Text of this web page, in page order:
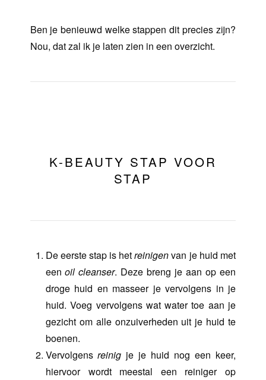
Ben je benieuwd welke stappen dit precies zijn?
Nou, dat zal ik je laten zien in een overzicht.
K-BEAUTY STAP VOOR
STAP
De eerste stap is hetreinigenvan je huid met
een oil cleanser. Deze breng je aan op een
droge huid en masseer je vervolgens in je
huid. Voeg vervolgens wat water toe aan je
gezicht om alle onzuiverheden uit je huid te
boenen.
Vervolgens reinig je je huid nog een keer,
hiervoor wordt meestal een reiniger op